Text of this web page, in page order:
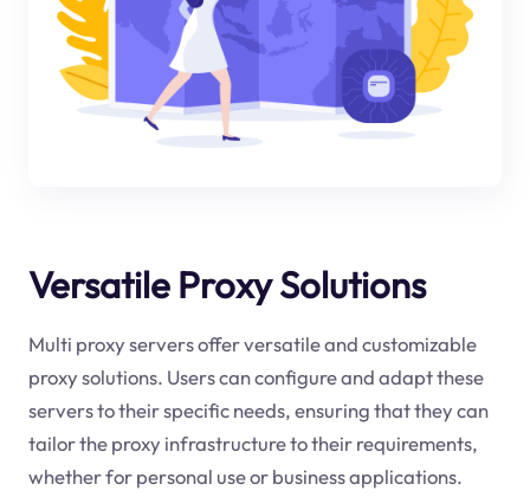
Versatile Proxy Solutions
Multi proxy servers offer versatile and customizable
proxy solutions. Users can configure and adapt these
servers to their specific needs, ensuring that they can
tailor the proxy infrastructure to their requirements,
whether for personal use or business applications.